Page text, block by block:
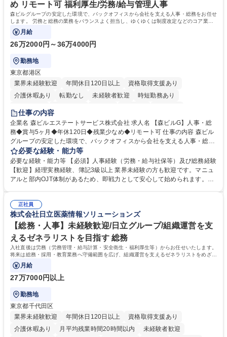
め リモート可 福利厚生/労務/給与管理人事
森ビルグループの安定した環境で、バックオフィスから会社を支える人事・総務をお任せ
します。 労務と総務の業務をバランスよく担当し、ゆくゆくは制度改定などのコア業務
にも挑戦できる、やりがいある環境です。
月給
26万2000円～36万4000円
勤務地
東京都港区
業界未経験歓迎
年間休日120日以上
資格取得支援あり
介護休暇あり
転勤なし 未経験者歓迎
時短勤務あり
経験者歓迎
完全週休2日制
交通費支給 長期歓迎 駅近5分以内 土日祝休み
仕事の内容
企業名 森ビルエステートサービス株式会社 求人名 【森ビルG】人事・総
務◆賞与5ヶ月◆年休120日◆残業少なめ◆リモート可 仕事の内容 森ビル
グループの安定した環境で、バックオフィスから会社を支える人事・総務
をお任せします。 労務と総務の業務をバランスよく担当し、ゆくゆくは制
度改定などのコア業務にも挑戦できる、やりがいある環境です。 ■勤怠管
理、給与計算、社会保険手続き、年末調整等の労務管理全般 ■入退社手続
き、社内規定の改定や人事制度改定などのコア業務 ■社内イベントの企画
でも質問・相談できる環境が整っているため、安心して成長できます。 募
集職種 【森ビルG】人事・総務◆賞与5ヶ月◆年休120日◆残業少なめ◆
リモート可
必要な経験・能力等
必要な経験・能力等 【必須】人事経験（労務・給与社保等）及び総務経験
【歓迎】経理実務経験、簿記3級以上 業界未経験の方も歓迎です。マニュ
アルと部内OJT体制があるため、即戦力として安心して始められます。
務に挑戦できるため、自身の成長と組織への貢献度をダイレクトに実感で
きます。 残業少なめ、週1日リモート可など、ワークライフバランスを保
ち長期活躍できる環境です。 「これまでの幅広い経験を活かし、長期的な
キャリアを築きたい」という前向きな意欲と挑戦を全力で応援します。 学
歴・資格 学歴：大学院 大学 高専 短大 専修学校 高校 語学力： 資格：日商
簿記検定1級 日商簿記検定2級 日商簿記検定3級
正社員
株式会社日立医薬情報ソリューションズ
【総務・人事】未経験歓迎/日立グループ/組織運営を支
えるゼネラリストを目指す 総務
入社直後は労務（労務管理・給与計算・安全衛生・福利厚生等）からお任せいたします。
将来は総務・採用・教育業務へ守備範囲を広げ、組織運営を支えるゼネラリストをめざせ
ます。
月給
27万7000円以上
勤務地
東京都千代田区
業界未経験歓迎
年間休日120日以上
資格取得支援あり
介護休暇あり
月平均残業時間20時間以内
未経験者歓迎